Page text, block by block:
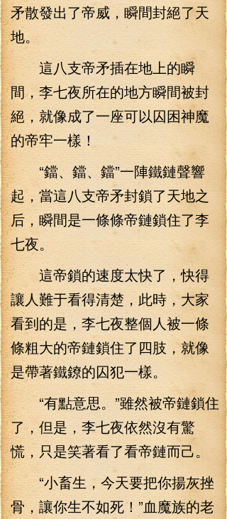
矛散發出了帝威，瞬間封絕了天
地。
這八支帝矛插在地上的瞬
間，李七夜所在的地方瞬間被封
絕，就像成了一座可以囚困神魔
的帝牢一樣！
“鐺、鐺、鐺”一陣鐵鏈聲響
起，當這八支帝矛封鎖了天地之
后，瞬間是一條條帝鏈鎖住了李
七夜。
這帝鎖的速度太快了，快得
讓人難于看得清楚，此時，大家
看到的是，李七夜整個人被一條
條粗大的帝鏈鎖住了四肢，就像
是帶著鐵鐐的囚犯一樣。
“有點意思。”雖然被帝鏈鎖住
了，但是，李七夜依然沒有驚
慌，只是笑著看了看帝鏈而己。
“小畜生，今天要把你揚灰挫
骨，讓你生不如死！”血魔族的老